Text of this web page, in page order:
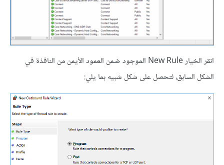
انقر الخيار New Rule الموجود ضمن العمود الأيمن من النافذة في
الشكل السابق، لتحصل على شكل شبيه بما يلي: